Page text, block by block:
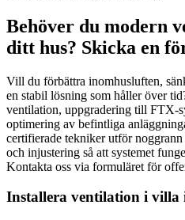
Behöver du modern
ditt hus? Skicka en
Vill du förbättra inomhusluften,
en stabil lösning som håller över
ventilation, uppgradering till FTX-
optimering av befintliga
certifierade tekniker utför
och injustering så att systemet
Kontakta oss via formuläret för
Installera ventilation i villa